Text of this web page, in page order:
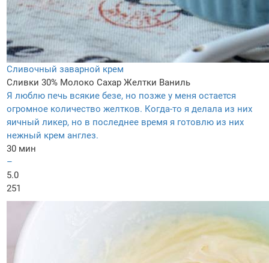
Сливочный заварной крем
Сливки 30% Молоко Сахар Желтки Ваниль
Я люблю печь всякие безе, но позже у меня остается
огромное количество желтков. Когда-то я делала из них
яичный ликер, но в последнее время я готовлю из них
нежный крем англез.
30 мин
–
5.0
251